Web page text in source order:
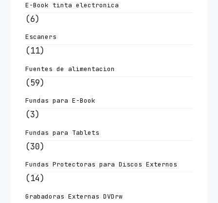
E-Book tinta electronica
(6)
Escaners
(11)
Fuentes de alimentacion
(59)
Fundas para E-Book
(3)
Fundas para Tablets
(30)
Fundas Protectoras para Discos Externos
(14)
Grabadoras Externas DVDrw